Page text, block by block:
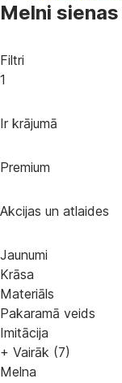
Melni
Filtri
1
Ir krājumā
Premium
Akcijas un atlaides
Jaunumi
Krāsa
Materiāls
Pakaramā veids
Imitācija
+ Vairāk (7)
Melna